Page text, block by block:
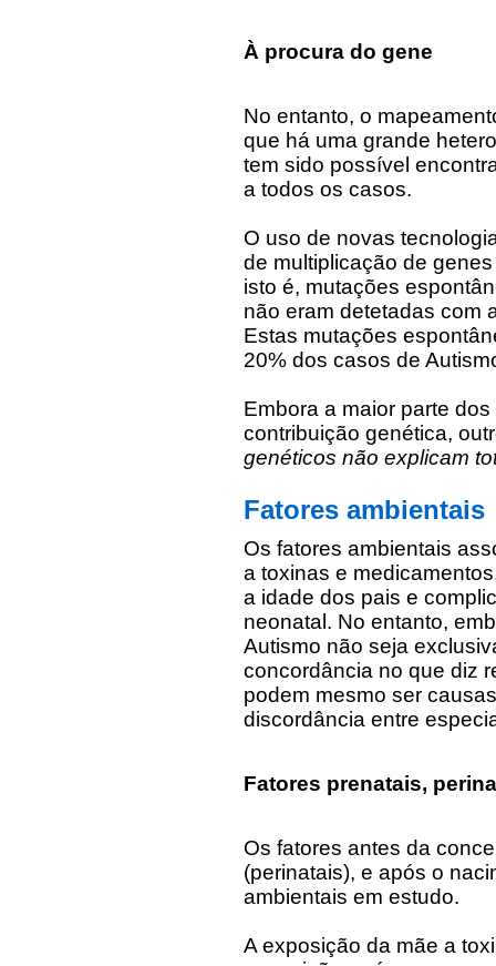
À procura do gene
No entanto, o
que há uma grande
tem sido possível
a todos os casos.
O uso de novas
de multiplicação de
isto é, mutações
não eram detetadas com
Estas mutações
20% dos casos de
Embora a maior parte
contribuição genética,
genéticos não explicam
Fatores ambientais
Os fatores ambientais
a toxinas e
a idade dos pais e
neonatal. No entanto,
Autismo não seja
concordância no que diz
podem mesmo ser
discordância entre
Fatores prenatais,
Os fatores antes da
(perinatais), e após o
ambientais em estudo.
A exposição da mãe a